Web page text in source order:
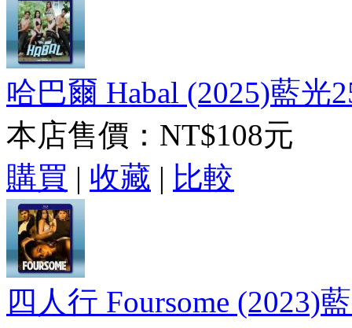
哈巴爾 Habal (2025)藍光
本店售價： NT$108元
購買 | 收藏 | 比較
四人行 Foursome (2023)